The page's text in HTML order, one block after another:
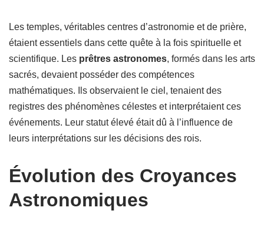
Les temples, véritables centres d’astronomie et de prière,
étaient essentiels dans cette quête à la fois spirituelle et
scientifique. Les prêtres astronomes, formés dans les arts
sacrés, devaient posséder des compétences
mathématiques. Ils observaient le ciel, tenaient des
registres des phénomènes célestes et interprétaient ces
événements. Leur statut élevé était dû à l’influence de
leurs interprétations sur les décisions des rois.
Évolution des Croyances
Astronomiques